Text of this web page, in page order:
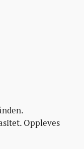
Oppleves